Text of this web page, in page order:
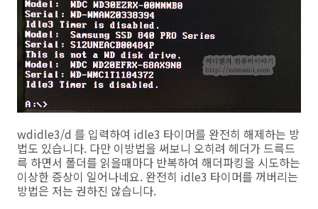
wdidle3/d 를 입력하여 idle3 타이머를 완전히 해제하는 방
법도 있습니다. 다만 이방법을 써보니 오히려 헤더가 드륵드
륵 하면서 폴더를 읽을때마다 반복하여 해더파킹을 시도하는
이상한 증상이 일어나네요. 완전히 idle3 타이머를 꺼버리는
방법은 저는 권하진 않습니다.